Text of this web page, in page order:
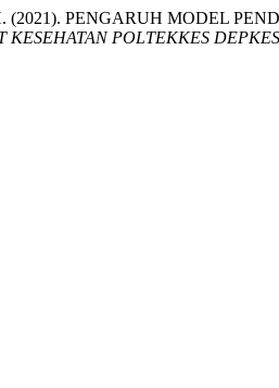
(2021). PENGARUH MODEL
KESEHATAN POLTEKKES